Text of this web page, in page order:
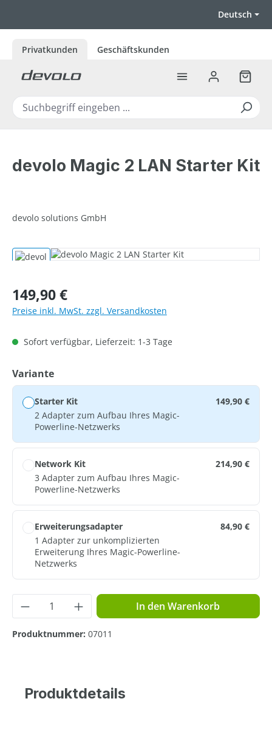
Deutsch
Privatkunden Geschäftskunden
devolo Magic 2 LAN Starter Kit
devolo solutions GmbH
Bildergalerie überspringen
Regulärer Preis:
149,90 €
Preise inkl. MwSt. zzgl. Versandkosten
Sofort verfügbar, Lieferzeit: 1-3 Tage
Varianteauswählen
Starter Kit
2 Adapter zum Aufbau Ihres Magic-
Powerline-Netzwerks
149,90 €
Network Kit
3 Adapter zum Aufbau Ihres Magic-
Powerline-Netzwerks
214,90 €
Erweiterungsadapter
1 Adapter zur unkomplizierten
Erweiterung Ihres Magic-Powerline-
Netzwerks
84,90 €
Produkt Anzahl: Gib den gewünschten
In den Warenkorb
Produktnummer: 07011
Produktdetails